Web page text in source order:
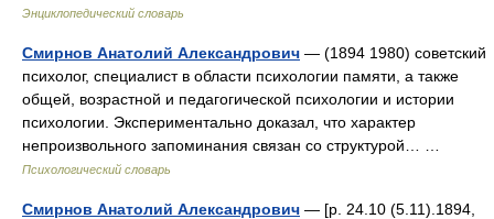
Энциклопедический словарь
Смирнов Анатолий Александрович — (1894 1980) советский
психолог, специалист в области психологии памяти, а также
общей, возрастной и педагогической психологии и истории
психологии. Экспериментально доказал, что характер
непроизвольного запоминания связан со структурой… …
Психологический словарь
Смирнов Анатолий Александрович — [р. 24.10 (5.11).1894,